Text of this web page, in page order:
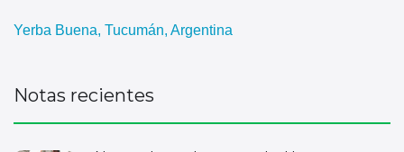
Yerba Buena, Tucumán, Argentina
Notas recientes